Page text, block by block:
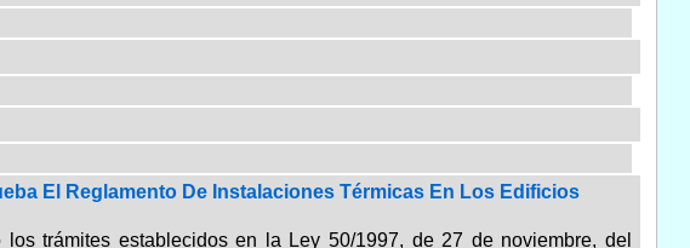
El Reglamento De Instalaciones Térmicas En Los Edificios
trámites establecidos en la Ley 50/1997, de 27 de noviembre, del